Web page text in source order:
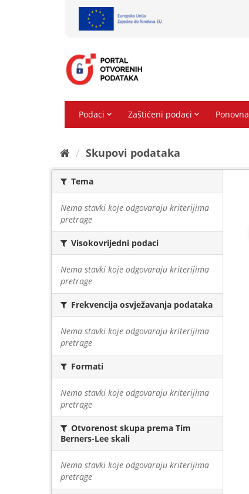
Skupovi podаtаkа
Tema
Nema stavki koje odgovaraju kriterijima
pretrage
Visokovrijedni podaci
Nema stavki koje odgovaraju kriterijima
pretrage
Frekvencija osvježavanja podataka
Nema stavki koje odgovaraju kriterijima
pretrage
Formati
Nema stavki koje odgovaraju kriterijima
pretrage
Otvorenost skupa prema Tim
Berners-Lee skali
Nema stavki koje odgovaraju kriterijima
pretrage